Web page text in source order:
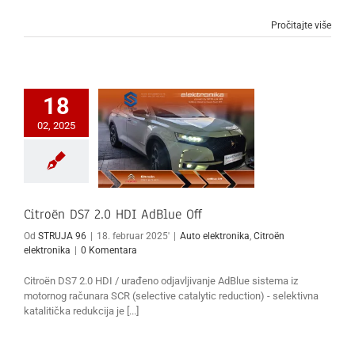
Pročitajte više
18
02, 2025
Citroën DS7 2.0 HDI
AdBlue Off
elektronika
Citroën DS7 2.0 HDI AdBlue Off
Od STRUJA 96 | 18. februar 2025' | Auto elektronika, Citroën
elektronika | 0 Komentara
Citroën DS7 2.0 HDI / urađeno odjavljivanje AdBlue sistema iz
motornog računara SCR (selective catalytic reduction) - selektivna
katalitička redukcija je [...]